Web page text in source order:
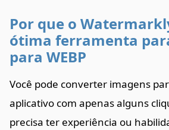
Por que o
ótima ferramenta
para WEBP
Você pode converter imagens
aplicativo com apenas alguns
precisa ter experiência ou